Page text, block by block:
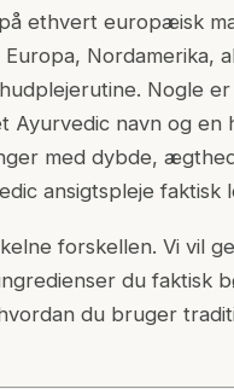
ethvert europæisk
Nordamerika,
Nogle
Ayurvedic navn og
med dybde,
ansigtspleje faktisk
forskellen. Vi vil
du faktisk
du bruger